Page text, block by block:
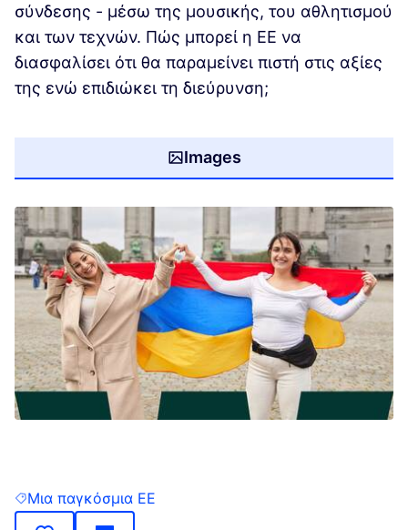
σύνδεσης - μέσω της μουσικής, του αθλητισμού
και των τεχνών. Πώς μπορεί η ΕΕ να
διασφαλίσει ότι θα παραμείνει πιστή στις αξίες
της ενώ επιδιώκει τη διεύρυνση;
Images
Filter results for: Μια παγκόσμια ΕΕ
Μια παγκόσμια ΕΕ